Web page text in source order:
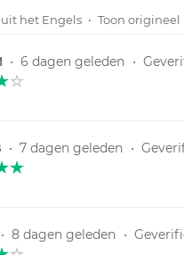
het Engels • Toon origineel
• 6 dagen geleden •
• 7 dagen geleden •
• 8 dagen geleden •